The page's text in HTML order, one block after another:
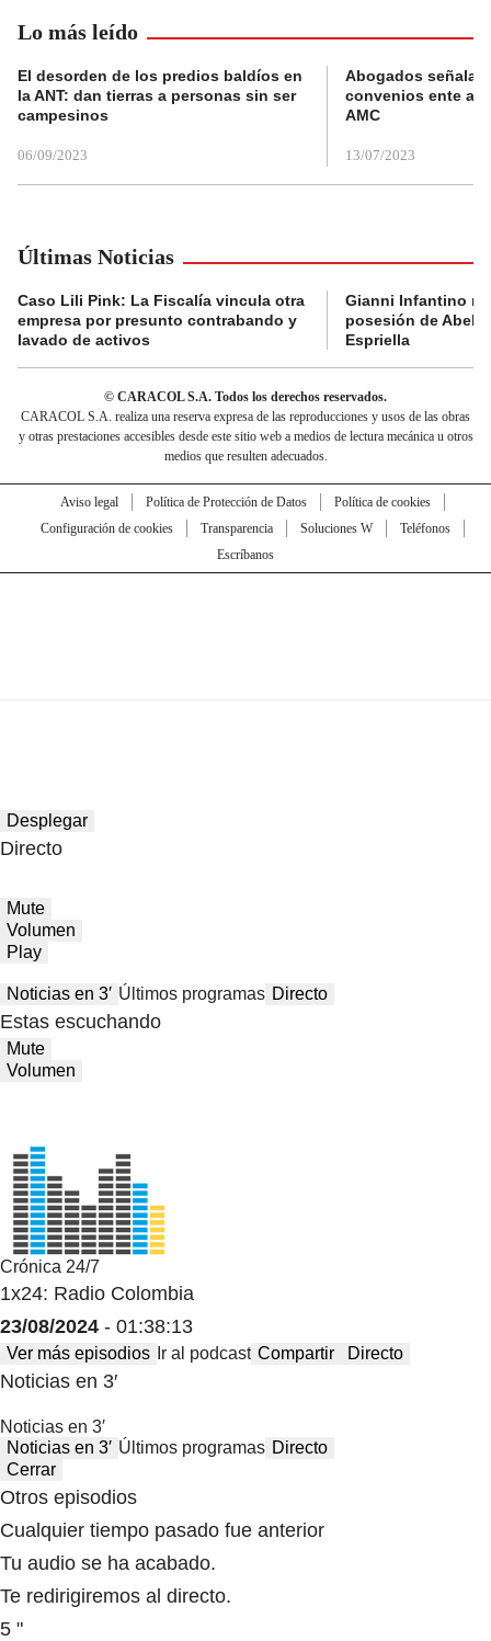
Lo más leído
El desorden de los predios baldíos en
la ANT: dan tierras a personas sin ser
campesinos
06/09/2023
Abogados
convenios ente
AMC
13/07/2023
Últimas Noticias
Caso Lili Pink: La Fiscalía vincula otra
empresa por presunto contrabando y
lavado de activos
Gianni Infantino
posesión de
Espriella
© CARACOL S.A. Todos los derechos reservados.
CARACOL S.A. realiza una reserva expresa de las reproducciones y usos de las obras
y otras prestaciones accesibles desde este sitio web a medios de lectura mecánica u otros
medios que resulten adecuados.
Aviso legal Política de Protección de Datos
Política de cookies
Configuración de cookies
Transparencia Soluciones W
Teléfonos
Escríbanos
Desplegar
Directo
Mute
Volumen
Play
Noticias en 3′ Últimos programas Directo
Estas escuchando
Mute
Volumen
Crónica 24/7
1x24: Radio Colombia
23/08/2024 - 01:38:13
Ver más episodios Ir al podcast Compartir Directo
Noticias en 3′
Noticias en 3′
Noticias en 3′ Últimos programas Directo
Cerrar
Otros episodios
Cualquier tiempo pasado fue anterior
Tu audio se ha acabado.
Te redirigiremos al directo.
5 "